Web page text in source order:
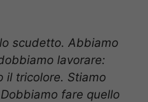
scudetto. Abbiamo
lavorare:
il tricolore. Stiamo
fare quello